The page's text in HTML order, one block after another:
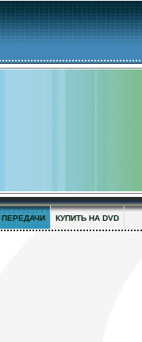
ПЕРЕДАЧИ КУПИТЬ НА DVD